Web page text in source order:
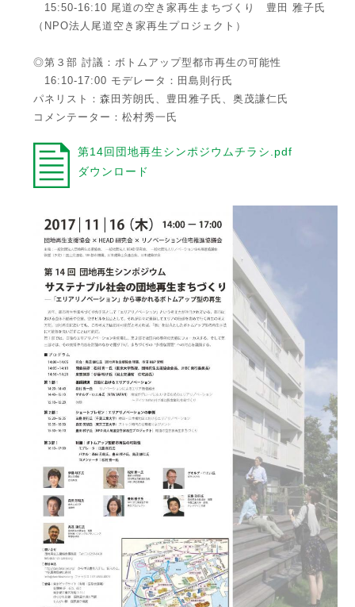
15:50-16:10 尾道の空き家再生まちづくり 豊田 雅子氏
（NPO法人尾道空き家再生プロジェクト）
◎第３部 討議：ボトムアップ型都市再生の可能性
16:10-17:00 モデレータ：田島則行氏
パネリスト：森田芳朗氏、豊田雅子氏、奥茂謙仁氏
コメンテーター：松村秀一氏
第14回団地再生シンポジウムチラシ.pdf
ダウンロード